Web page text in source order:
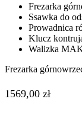
Frezarka
Ssawka do
Prowadnica
Klucz
Walizka
Frezarka
1569,00 zł